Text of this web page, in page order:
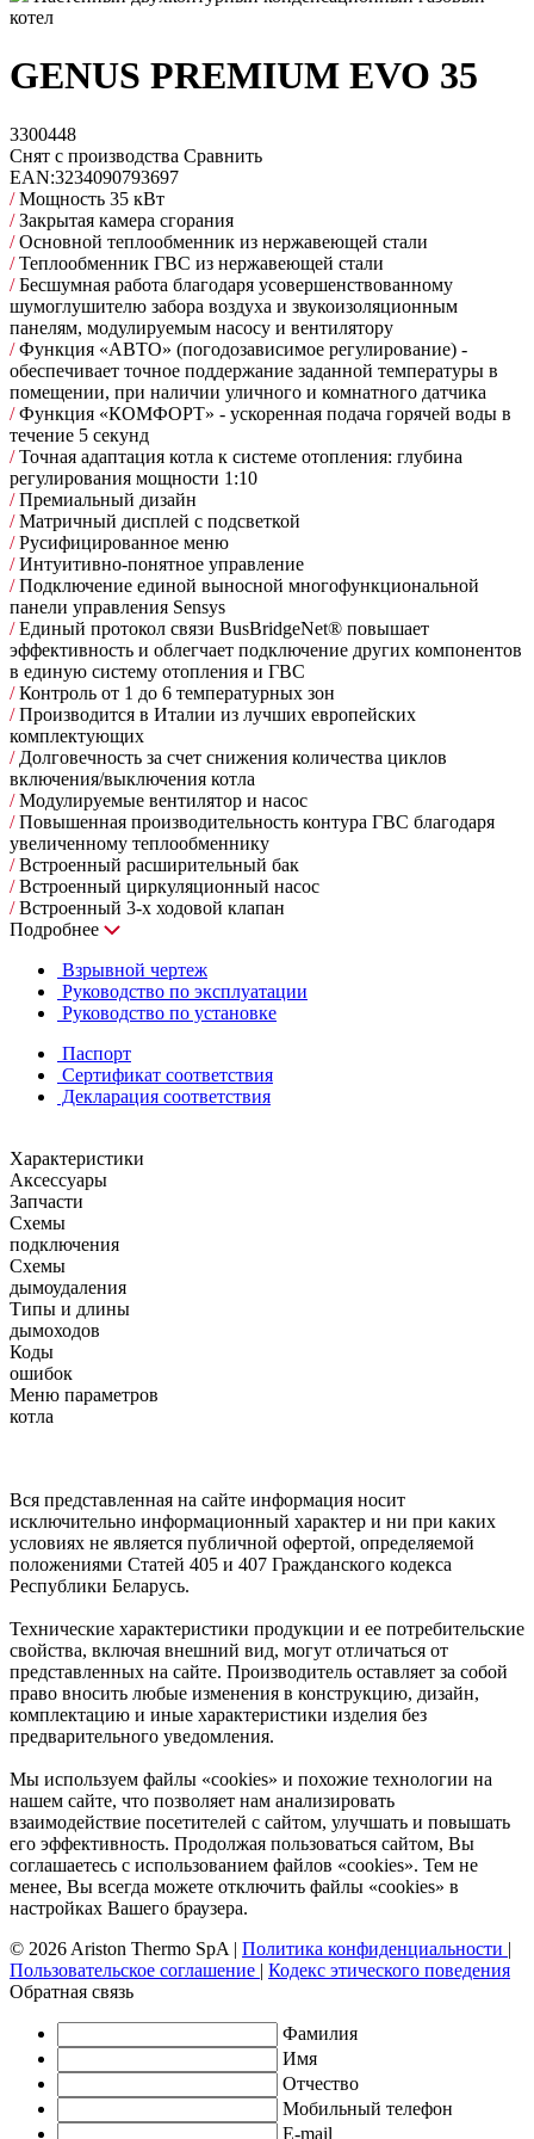
котел
GENUS PREMIUM EVO 35
3300448
Снят с производства Сравнить
EAN:3234090793697
/Мощность 35 кВт
/Закрытая камера сгорания
/Основной теплообменник из нержавеющей стали
/Теплообменник ГВС из нержавеющей стали
/Бесшумная работа благодаря усовершенствованному
шумоглушителю забора воздуха и звукоизоляционным
панелям, модулируемым насосу и вентилятору
/Функция «АВТО» (погодозависимое регулирование) -
обеспечивает точное поддержание заданной температуры в
помещении, при наличии уличного и комнатного датчика
/Функция «КОМФОРТ» - ускоренная подача горячей воды в
течение 5 секунд
/Точная адаптация котла к системе отопления: глубина
регулирования мощности 1:10
/Премиальный дизайн
/Матричный дисплей с подсветкой
/Русифицированное меню
/Интуитивно-понятное управление
/Подключение единой выносной многофункциональной
панели управления Sensys
/Единый протокол связи BusBridgeNet® повышает
эффективность и облегчает подключение других компонентов
в единую систему отопления и ГВС
/Контроль от 1 до 6 температурных зон
/Производится в Италии из лучших европейских
комплектующих
/Долговечность за счет снижения количества циклов
включения/выключения котла
/Модулируемые вентилятор и насос
/Повышенная производительность контура ГВС благодаря
увеличенному теплообменнику
/Встроенный расширительный бак
/Встроенный циркуляционный насос
/Встроенный 3-х ходовой клапан
Подробнее
Взрывной чертеж
Руководство по эксплуатации
Руководство по установке
Паспорт
Сертификат соответствия
Декларация соответствия
Характеристики
Аксессуары
Запчасти
Схемы
подключения
Схемы
дымоудаления
Типы и длины
дымоходов
Коды
ошибок
Меню параметров
котла
Вся представленная на сайте информация носит
исключительно информационный характер и ни при каких
условиях не является публичной офертой, определяемой
положениями Статей 405 и 407 Гражданского кодекса
Республики Беларусь.
Технические характеристики продукции и ее потребительские
свойства, включая внешний вид, могут отличаться от
представленных на сайте. Производитель оставляет за собой
право вносить любые изменения в конструкцию, дизайн,
комплектацию и иные характеристики изделия без
предварительного уведомления.
Мы используем файлы «cookies» и похожие технологии на
нашем сайте, что позволяет нам анализировать
взаимодействие посетителей с сайтом, улучшать и повышать
его эффективность. Продолжая пользоваться сайтом, Вы
соглашаетесь с использованием файлов «cookies». Тем не
менее, Вы всегда можете отключить файлы «cookies» в
настройках Вашего браузера.
© 2026 Ariston Thermo SpA | Политика конфиденциальности |
Пользовательское соглашение | Кодекс этического поведения
Обратная связь
Фамилия
Имя
Отчество
Мобильный телефон
E-mail